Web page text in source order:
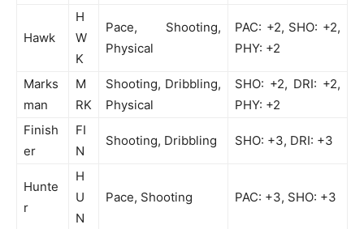
Hawk
H
W
K
Pace, Shooting,
Physical
PAC: +2, SHO: +2,
PHY: +2
Marks
man
M
RK
Shooting, Dribbling,
Physical
SHO: +2, DRI: +2,
PHY: +2
Finish
er
FI
N
Shooting, Dribbling SHO: +3, DRI: +3
Hunte
r
H
U
N
Pace, Shooting PAC: +3, SHO: +3